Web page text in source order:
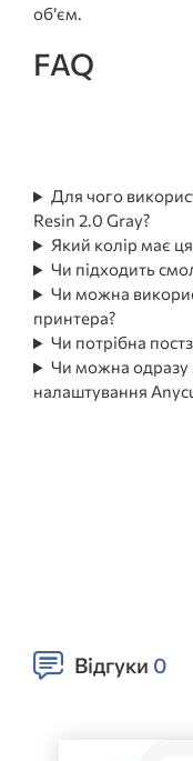
об’єм.
FAQ
Для чого
Resin 2.0 Gray?
Який колір має
Чи підходить
Чи можна
принтера?
Чи потрібна
Чи можна одразу
налаштування
Відгуки 0